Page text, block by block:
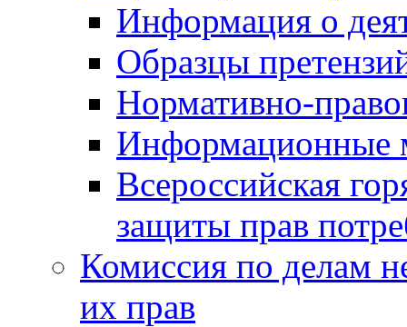
Информация о
Образцы
Нормативно-
Информационные
Всероссийская
защиты прав
Комиссия по делам
их прав